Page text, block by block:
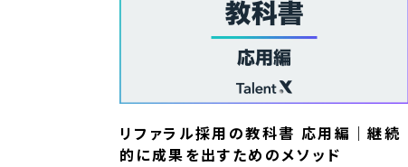
リファラル採用の教科書 応用編｜継続
的に成果を出すためのメソッド